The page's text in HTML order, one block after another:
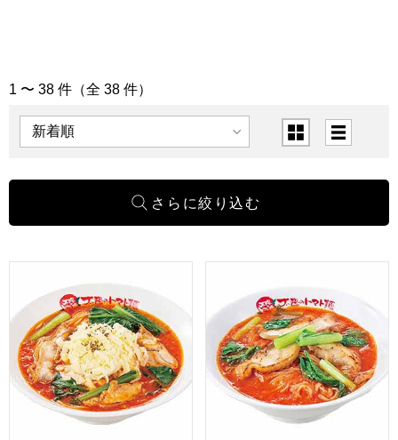
「ラーメン」の商品一覧
1 〜 38 件（全 38 件）
表示順 表示切替